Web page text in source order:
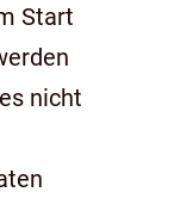
Start
nicht